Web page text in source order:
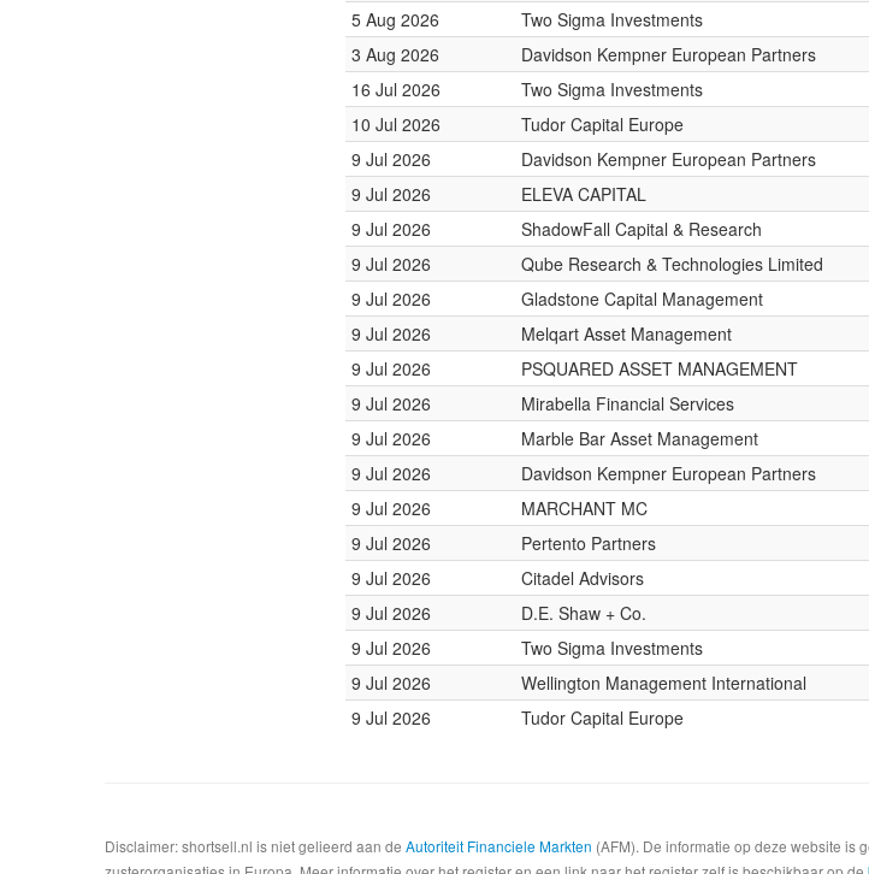
5 Aug 2026
Two Sigma Investments
3 Aug 2026
Davidson Kempner European Partners
16 Jul 2026
Two Sigma Investments
10 Jul 2026
Tudor Capital Europe
9 Jul 2026
Davidson Kempner European Partners
9 Jul 2026
ELEVA CAPITAL
9 Jul 2026
ShadowFall Capital & Research
9 Jul 2026
Qube Research & Technologies Limited
9 Jul 2026
Gladstone Capital Management
9 Jul 2026
Melqart Asset Management
9 Jul 2026
PSQUARED ASSET MANAGEMENT
9 Jul 2026
Mirabella Financial Services
9 Jul 2026
Marble Bar Asset Management
9 Jul 2026
Davidson Kempner European Partners
9 Jul 2026
MARCHANT MC
9 Jul 2026
Pertento Partners
9 Jul 2026
Citadel Advisors
9 Jul 2026
D.E. Shaw + Co.
9 Jul 2026
Two Sigma Investments
9 Jul 2026
Wellington Management International
9 Jul 2026
Tudor Capital Europe
Disclaimer: shortsell.nl is niet gelieerd aan de Autoriteit Financiele Markten (AFM). De informatie op deze website is